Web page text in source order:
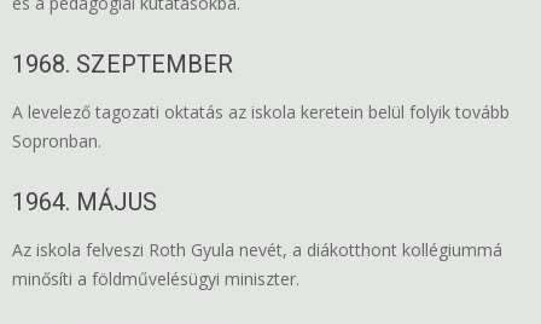
1968. SZEPTEMBER
A levelező tagozati oktatás az iskola keretein belül folyik tovább
Sopronban.
1964. MÁJUS
Az iskola felveszi Roth Gyula nevét, a diákotthont kollégiummá
minősíti a földművelésügyi miniszter.